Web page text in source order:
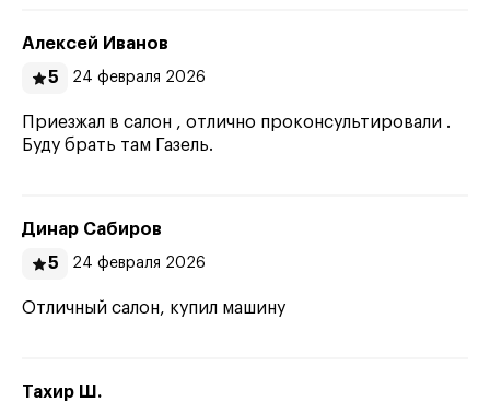
Алексей Иванов
5
24 февраля 2026
Приезжал в салон , отлично проконсультировали .
Буду брать там Газель.
Динар Сабиров
5
24 февраля 2026
Отличный салон, купил машину
Тахир Ш.